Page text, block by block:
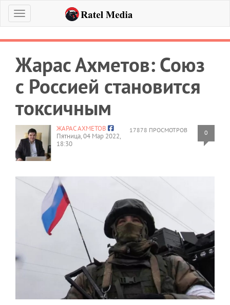
Меню
Жарас Ахметов: Союз
с Россией становится
токсичным
17878 ПРОСМОТРОВ 0
ЖАРАС АХМЕТОВ
Пятница, 04 Мар 2022,
18:30